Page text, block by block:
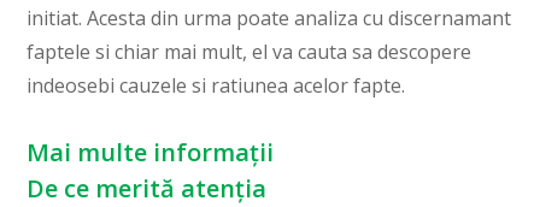
initiat. Acesta din urma poate analiza cu discernamant
faptele si chiar mai mult, el va cauta sa descopere
indeosebi cauzele si ratiunea acelor fapte.
Mai multe informații
De ce merită atenția